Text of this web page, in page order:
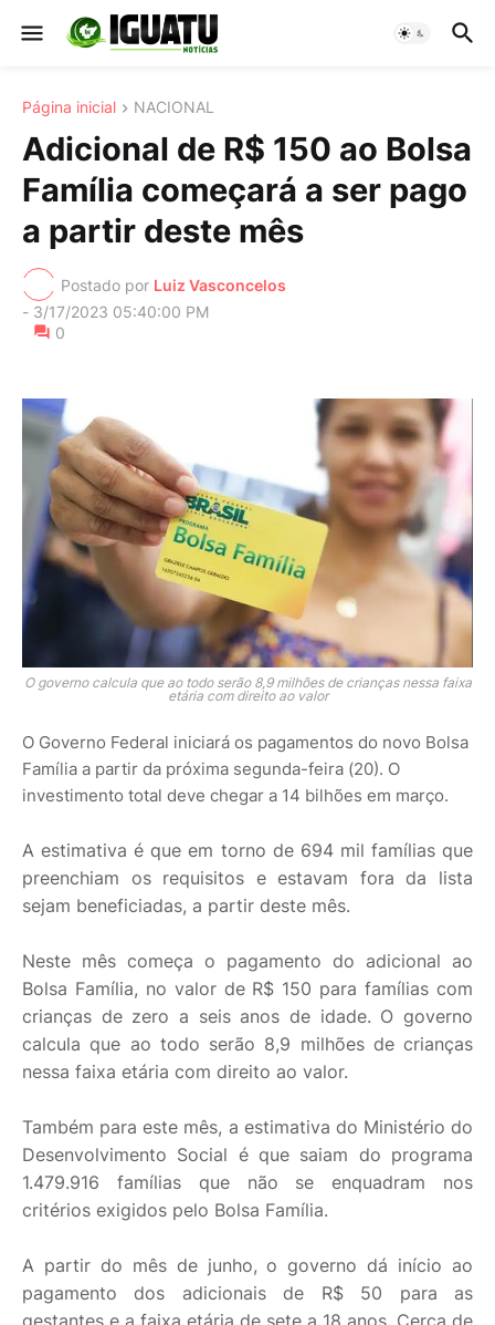
Página inicial NACIONAL
Adicional de R$ 150 ao Bolsa
Família começará a ser pago
a partir deste mês
Postado por Luiz Vasconcelos
- 3/17/2023 05:40:00 PM
0
O governo calcula que ao todo serão 8,9 milhões de crianças nessa faixa
etária com direito ao valor
O Governo Federal iniciará os pagamentos do novo Bolsa
Família a partir da próxima segunda-feira (20). O
investimento total deve chegar a 14 bilhões em março.
A estimativa é que em torno de 694 mil famílias que
preenchiam os requisitos e estavam fora da lista
sejam beneficiadas, a partir deste mês.
Neste mês começa o pagamento do adicional ao
Bolsa Família, no valor de R$ 150 para famílias com
crianças de zero a seis anos de idade. O governo
calcula que ao todo serão 8,9 milhões de crianças
nessa faixa etária com direito ao valor.
Também para este mês, a estimativa do Ministério do
Desenvolvimento Social é que saiam do programa
1.479.916 famílias que não se enquadram nos
critérios exigidos pelo Bolsa Família.
A partir do mês de junho, o governo dá início ao
pagamento dos adicionais de R$ 50 para as